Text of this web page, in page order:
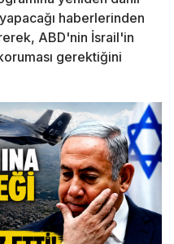
haberlerinden
ABD'nin İsrail'in
gerektiğini